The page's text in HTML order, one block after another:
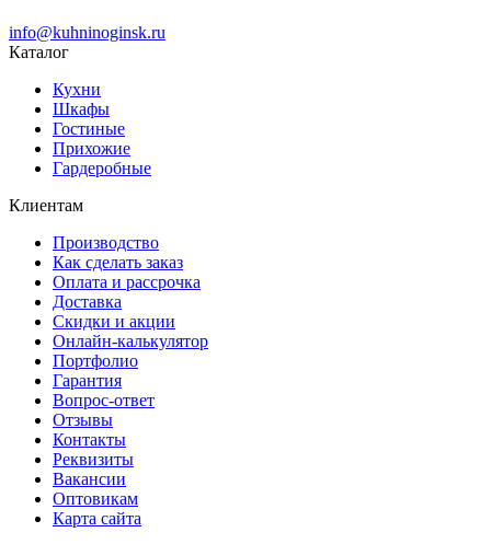
info@kuhninoginsk.ru
Каталог
Кухни
Шкафы
Гостиные
Прихожие
Гардеробные
Клиентам
Производство
Как сделать заказ
Оплата и рассрочка
Доставка
Скидки и акции
Онлайн-калькулятор
Портфолио
Гарантия
Вопрос-ответ
Отзывы
Контакты
Реквизиты
Вакансии
Оптовикам
Карта сайта